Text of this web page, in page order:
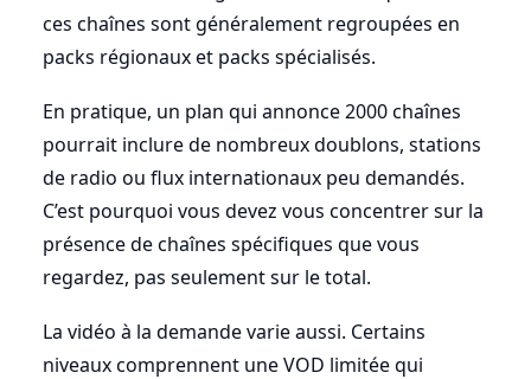
ces chaînes sont généralement regroupées en
packs régionaux et packs spécialisés.
En pratique, un plan qui annonce 2000 chaînes
pourrait inclure de nombreux doublons, stations
de radio ou flux internationaux peu demandés.
C’est pourquoi vous devez vous concentrer sur la
présence de chaînes spécifiques que vous
regardez, pas seulement sur le total.
La vidéo à la demande varie aussi. Certains
niveaux comprennent une VOD limitée qui